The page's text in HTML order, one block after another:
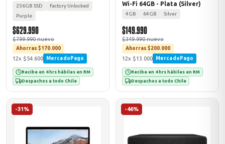
ACER
256GB SSD
Factory Unlocked
Purple
$629.990
$799.990 nuevo
Ahorras $170.000
12x $54.600 MercadoPago
Recibe en 4 hrs hábiles en RM
Despachos a todo Chile
Wi-Fi 64GB - Plata (Silver)
4GB 64GB Silver
$149.990
$349.990 nuevo
Ahorras $200.000
12x $13.000 MercadoPago
Recibe en 4 hrs hábiles en RM
Despachos a todo Chile
-31% -46%